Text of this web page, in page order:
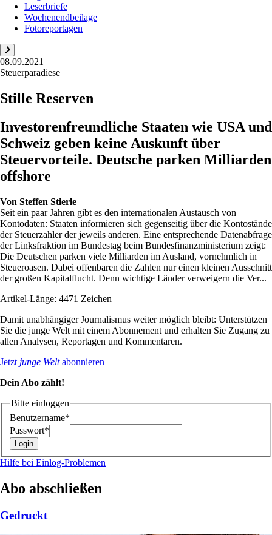
Leserbriefe
Wochenendbeilage
Fotoreportagen
08.09.2021
Steuerparadiese
Stille Reserven
Investorenfreundliche Staaten wie USA und
Schweiz geben keine Auskunft über
Steuervorteile. Deutsche parken Milliarden
offshore
Von Steffen Stierle
Seit ein paar Jahren gibt es den internationalen Austausch von
Kontodaten: Staaten informieren sich gegenseitig über die Kontostände
der Steuerzahler der jeweils anderen. Eine entsprechende Datenabfrage
der Linksfraktion im Bundestag beim Bundesfinanzministerium zeigt:
Die Deutschen parken viele Milliarden im Ausland, vornehmlich in
Steueroasen. Dabei offenbaren die Zahlen nur einen kleinen Ausschnitt
der großen Kapitalflucht. Denn wichtige Länder verweigern die Ver...
Artikel-Länge: 4471 Zeichen
Damit unabhängiger Journalismus weiter möglich bleibt: Unterstützen
Sie die junge Welt mit einem Abonnement und erhalten Sie Zugang zu
allen Analysen, Reportagen und Kommentaren.
Jetzt junge Weltabonnieren
Dein Abo zählt!
Bitte einloggen
Benutzername*
Passwort*
Hilfe bei Einlog-Problemen
Abo abschließen
Gedruckt